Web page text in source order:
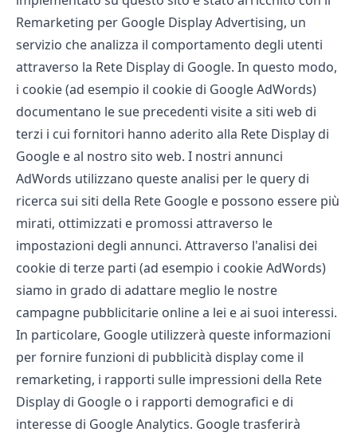
Remarketing per Google Display Advertising, un
servizio che analizza il comportamento degli utenti
attraverso la Rete Display di Google. In questo modo,
i cookie (ad esempio il cookie di Google AdWords)
documentano le sue precedenti visite a siti web di
terzi i cui fornitori hanno aderito alla Rete Display di
Google e al nostro sito web. I nostri annunci
AdWords utilizzano queste analisi per le query di
ricerca sui siti della Rete Google e possono essere più
mirati, ottimizzati e promossi attraverso le
impostazioni degli annunci. Attraverso l'analisi dei
cookie di terze parti (ad esempio i cookie AdWords)
siamo in grado di adattare meglio le nostre
campagne pubblicitarie online a lei e ai suoi interessi.
In particolare, Google utilizzerà queste informazioni
per fornire funzioni di pubblicità display come il
remarketing, i rapporti sulle impressioni della Rete
Display di Google o i rapporti demografici e di
interesse di Google Analytics. Google trasferirà